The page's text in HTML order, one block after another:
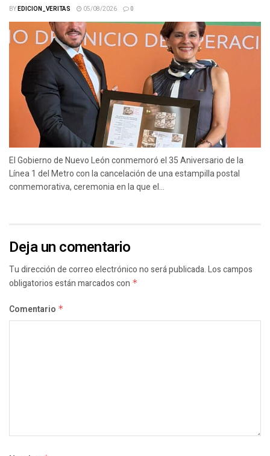
BYEDICION_VERITAS 05/08/2026 0
El Gobierno de Nuevo León conmemoró el 35 Aniversario de la
Línea 1 del Metro con la cancelación de una estampilla postal
conmemorativa, ceremonia en la que el...
Deja un comentario
Tu dirección de correo electrónico no será publicada.Los campos
obligatorios están marcados con *
Comentario *